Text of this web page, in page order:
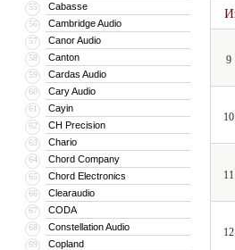
55 Cabasse
56 Cambridge Audio
57 Canor Audio
58 Canton
59 Cardas Audio
60 Cary Audio
61 Cayin
62 CH Precision
63 Chario
64 Chord Company
65 Chord Electronics
66 Clearaudio
67 CODA
68 Constellation Audio
69 Copland
9
10
11
12